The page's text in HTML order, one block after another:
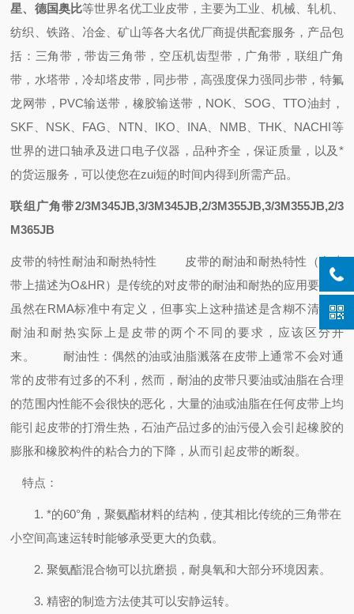
星、德国奥比等世界名优工业皮带，主要为工业、机械、轧机、
纺织、铁路、冶金、矿山等各大名优厂商提供配套服务， 产品包
括： 三角带，带齿三角带，空压机齿型带，广角带，联组广角
带，水塔带，冷却塔皮带，同步带，高强度保力强同步带，特氟
龙网带，PVC输送带，橡胶输送带 ， NOK、SOG、TTO油封 ，
SKF、NSK、FAG、NTN、IKO、INA、NMB、THK、NACHI等
世界的进口轴承及进口电子仪器，品种齐全，保证质量， 以及 *
的货运服务，可以使您在zui短的时间内得到所需产品。
联组广角带2/3M345JB,3/3M345JB,2/3M355JB,3/3M355JB,2/3
M365JB
皮带的特性耐油和耐热特性
皮带的耐油和耐热特性（在皮
带上描述为O&HR）是传统的对皮带的耐油和耐热的应用要求，
虽然在RMA标准中有定义，但事实上这种描述是含糊不清的，
耐油和耐热实际上是皮带的两个不同的要求，应该区分开
来。
耐油性：偶然的油或油脂溅落在皮带上通常不会对通
常的皮带有过多的不利，然而，耐油的皮带只要油或油脂在合理
的范围内性能不会很快的恶化，大量的油或油脂在任何皮带上均
能引起皮带的打滑生热，石油产品过多的油污侵入会引起橡胶的
膨胀和橡胶构件的粘合力的下降，从而引起皮带的断裂。
特点：
1. *的60°角，聚氨酯材料的结构，使其相比传统的三角带在
小空间高速运转时能够承受更大的负载。
2. 聚氨酯混合物可以抗磨损，耐臭氧和大部分环境因素。
3. 精密的制造方法使其可以安静运转。